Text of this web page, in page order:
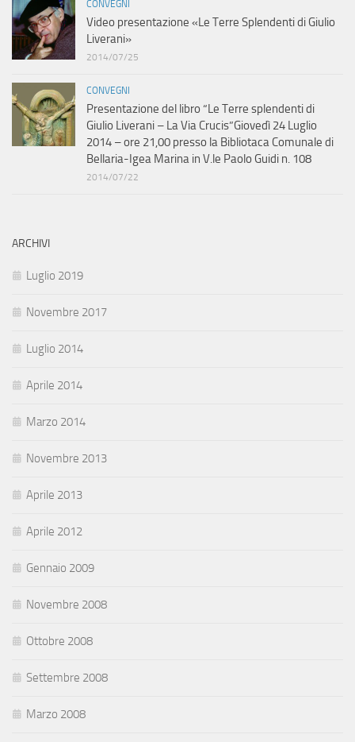
CONVEGNI
Video presentazione «Le Terre Splendenti di Giulio
Liverani»
2014/07/25
CONVEGNI
Presentazione del libro “Le Terre splendenti di
Giulio Liverani – La Via Crucis”Giovedì 24 Luglio
2014 – ore 21,00 presso la Bibliotaca Comunale di
Bellaria-Igea Marina in V.le Paolo Guidi n. 108
2014/07/22
ARCHIVI
Luglio 2019
Novembre 2017
Luglio 2014
Aprile 2014
Marzo 2014
Novembre 2013
Aprile 2013
Aprile 2012
Gennaio 2009
Novembre 2008
Ottobre 2008
Settembre 2008
Marzo 2008